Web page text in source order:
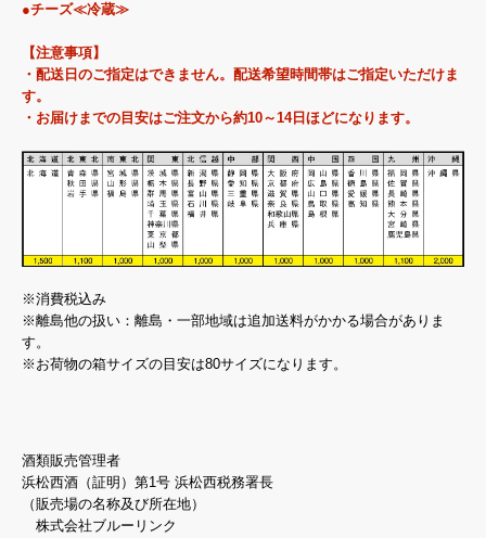
●チーズ≪冷蔵≫
【注意事項】
・配送日のご指定はできません。配送希望時間帯はご指定いただけま
す。
・お届けまでの目安はご注文から約10～14日ほどになります。
※消費税込み
※離島他の扱い：離島・一部地域は追加送料がかかる場合がありま
す。
※お荷物の箱サイズの目安は80サイズになります。
酒類販売管理者
浜松西酒（証明）第1号 浜松西税務署長
（販売場の名称及び所在地）
株式会社ブルーリンク